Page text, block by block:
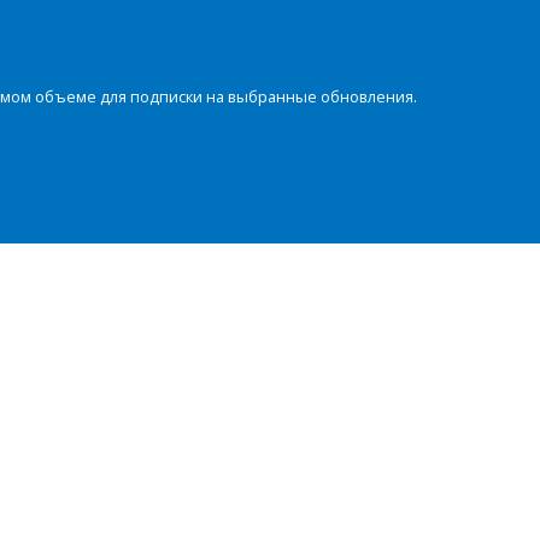
объеме для подписки на выбранные обновления.